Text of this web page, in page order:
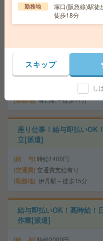
給 与 時給1300円
交通費支給有り
高時給！日勤のお仕事！
給 与 時給1560円
勤務地 塚口駅～徒歩11分
座り仕事！給与即払いOK
立[派遣]
給 与 時給1400円
交通費 交通費支給有り
勤務地 伊丹駅～徒歩15分
給与即払いOK！高時給！
作業[派遣]
勤務地
塚口(阪急線)駅徒
徒歩18分
スキップ
し